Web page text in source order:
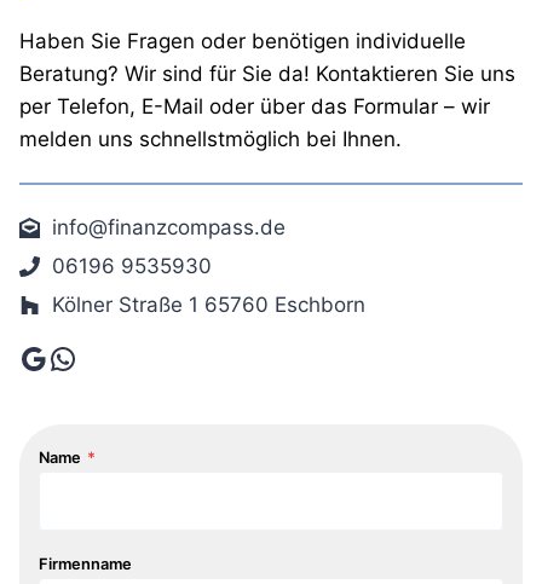
Haben Sie Fragen oder benötigen individuelle
Beratung? Wir sind für Sie da! Kontaktieren Sie uns
per Telefon, E-Mail oder über das Formular – wir
melden uns schnellstmöglich bei Ihnen.
info@finanzcompass.de
06196 9535930
Kölner Straße 1 65760 Eschborn
Google WhatsApp
Name *
Firmenname